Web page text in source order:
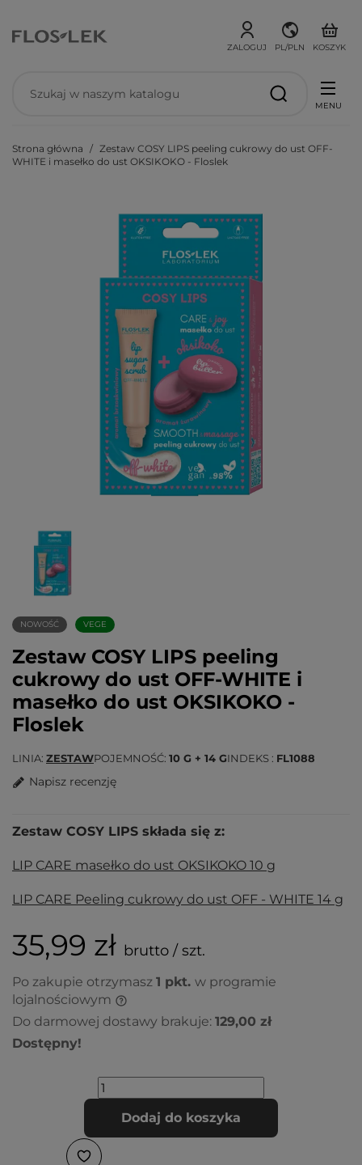
ZALOGUJ PL/PLN KOSZYK
MENU
Strona główna
Zestaw COSY LIPS peeling cukrowy do ust OFF-
WHITE i masełko do ust OKSIKOKO - Floslek
NOWOŚĆ VEGE
Zestaw COSY LIPS peeling
cukrowy do ust OFF-WHITE i
masełko do ust OKSIKOKO -
Floslek
LINIA ZESTAWPOJEMNOŚĆ 10 G + 14 GINDEKS FL1088
Napisz recenzję
Zestaw COSY LIPS składa się z:
LIP CARE masełko do ust OKSIKOKO 10 g
LIP CARE Peeling cukrowy do ust OFF - WHITE 14 g
35,99 zł brutto / szt.
Po zakupie otrzymasz 1 pkt. w programie
lojalnościowym
Do darmowej dostawy brakuje: 129,00 zł
Dostępny!
Dodaj do koszyka